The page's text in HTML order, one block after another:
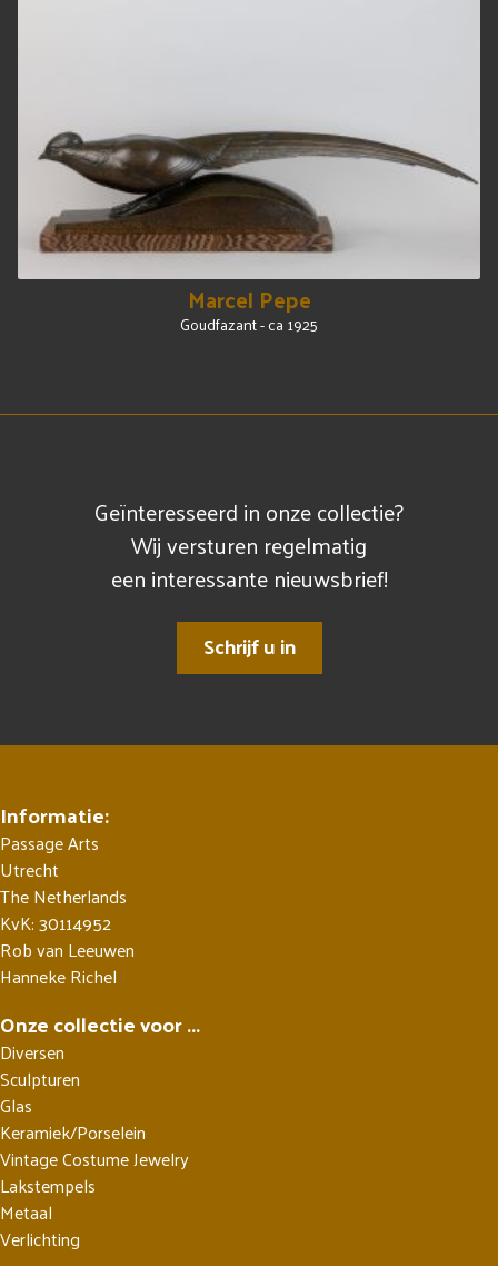
Marcel Pepe
Goudfazant - ca 1925
Geïnteresseerd in onze collectie?
Wij versturen regelmatig
een interessante nieuwsbrief!
Schrijf u in
Informatie:
Passage Arts
Utrecht
The Netherlands
KvK: 30114952
Rob van Leeuwen
Hanneke Richel
Onze collectie voor ...
Diversen
Sculpturen
Glas
Keramiek/Porselein
Vintage Costume Jewelry
Lakstempels
Metaal
Verlichting